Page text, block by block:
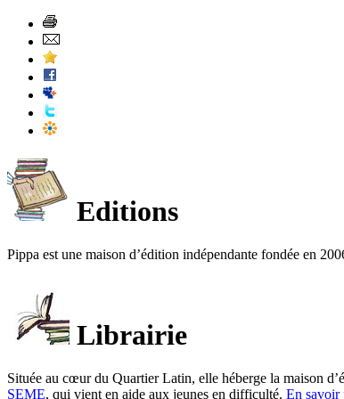
Editions
Pippa est une maison d’édition indépendante fondée en
Librairie
Située au cœur du Quartier Latin, elle héberge la maison
SEME, qui vient en aide aux jeunes en difficulté. En savoir